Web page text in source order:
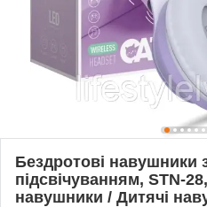
Бездротові навушники
підсвічуванням, STN-
навушники / Дитячі